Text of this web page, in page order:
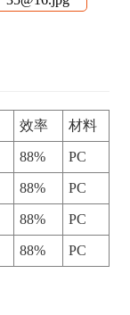
效率 材料
88% PC
88% PC
88% PC
88% PC